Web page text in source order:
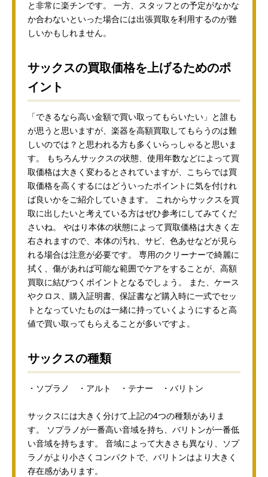
と非常に楽チンです。 一方、スタッフとの予定がなかな
か合わないといった場合には出張買取を利用するのが難
しいかもしれません。
サックスの買取価格を上げるためのポ
イント
「できるなら高い金額で買い取ってもらいたい」と誰も
が思うと思いますが、楽器を高額買取してもらうのは難
しいのでは？と思われる方も多くいらっしゃると思いま
す。 もちろんサックスの状態、使用年数などによって買
取価格は大きく変わるとされていますが、こちらでは買
取価格を高くするにはどういったポイントに気を付けれ
ば良いかをご紹介していきます。 これからサックスを買
取に出したいと考えている方はぜひ参考にしてみてくだ
さいね。 やはり本体の状態によって買取価格は大きく左
右されますので、本体の汚れ、サビ、色あせなどが見ら
れる場合は注意が必要です。 専用のクリーナーで綺麗に
拭く、傷があれば可能な範囲でケアをすることが、高額
買取に結びつくポイントとなるでしょう。 また、ケース
やクロス、購入証明書、保証書など購入時に一式でセッ
トとなっていたものは一緒に持っていくようにすると高
値で買い取ってもらえることが多いですよ。
サックスの種類
・ソプラノ ・アルト ・テナー ・バリトン
サックスには大きく分けて上記の4つの種類がありま
す。 ソプラノが一番高い音域を持ち、バリトンが一番低
い音域を持ちます。 音域によって大きさも異なり、ソプ
ラノがより小さくコンパクトで、バリトンはより大きく
存在感があります。